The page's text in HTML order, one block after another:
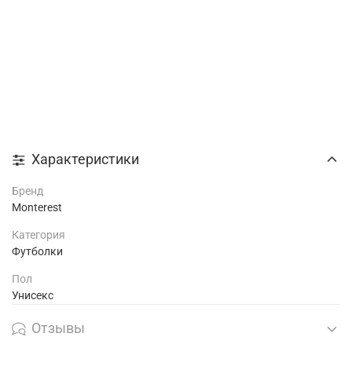
Характеристики
Бренд
Monterest
Категория
Футболки
Пол
Унисекс
Отзывы